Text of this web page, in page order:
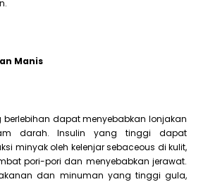
Manis
dapat menyebabkan lonjakan
darah. Insulin yang tinggi dapat
minyak oleh kelenjar sebaceous di kulit,
pori-pori dan menyebabkan jerawat.
dan minuman yang tinggi gula,